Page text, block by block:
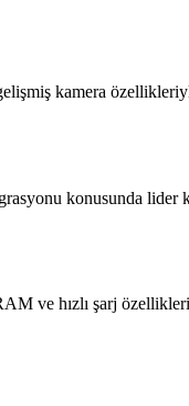
kamera
konusunda
ve hızlı şarj